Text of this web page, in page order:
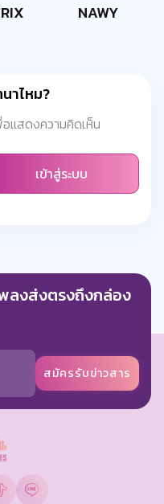
NAWY
าไหม?
อแสดงความคิดเห็น
เข้าสู่ระบบ
ลงส่งตรงถึงกล่อง
สมัครรับข่าวสาร